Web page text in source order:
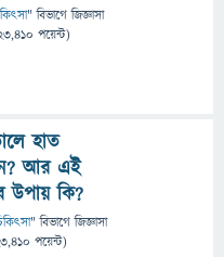
" বিভাগে জিজ্ঞাসা
পয়েন্ট)
হাত
আর এই
উপায় কি?
" বিভাগে জিজ্ঞাসা
পয়েন্ট)